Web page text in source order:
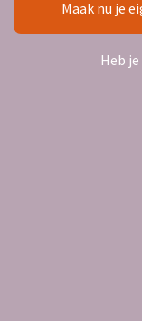
Maak nu je
Heb